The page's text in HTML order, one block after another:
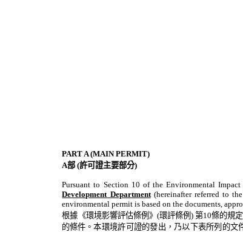
PART A (MAIN PERMIT)
A部 (許可證主要部分)
Pursuant to Section 10 of the Environmental
Development Department (hereinafter referred to
environmental permit is based on the documents,
根據《環境影響評估條例》 (環評條例)第10條的規
的條件。本環境許可證的發出，乃以下表所列的文